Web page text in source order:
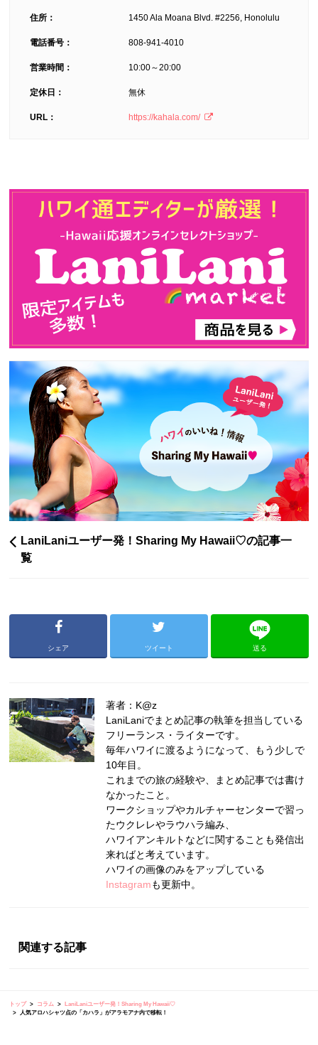
住所： 1450 Ala Moana Blvd. #2256, Honolulu
電話番号： 808-941-4010
営業時間： 10:00～20:00
定休日： 無休
URL： https://kahala.com/
LaniLaniユーザー発！Sharing My Hawaii♡の記事一
覧
シェア ツイート 送る
著者：K@z
LaniLaniでまとめ記事の執筆を担当している
フリーランス・ライターです。
毎年ハワイに渡るようになって、もう少しで
10年目。
これまでの旅の経験や、まとめ記事では書け
なかったこと。
ワークショップやカルチャーセンターで習っ
たウクレレやラウハラ編み、
ハワイアンキルトなどに関することも発信出
来ればと考えています。
ハワイの画像のみをアップしている
Instagramも更新中。
関連する記事
トップ コラム
LaniLaniユーザー発！Sharing My Hawaii♡
人気アロハシャツ点の「カハラ」がアラモアナ内で移転！